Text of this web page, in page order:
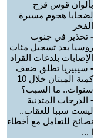
بألوان قوس قزح
لضحايا هجوم مسيرة
الفخر
- تحذير في جنوب
روسيا بعد تسجيل مئات
الإصابات بلدغات القراد
- سيبيريا تطلق ضعف
كمية الميثان خلال 10
سنوات.. ما السبب؟
- الدرجات المتدنية
ليست سببا للعقاب..
نصائح للتعامل مع أخطاء
ا ...